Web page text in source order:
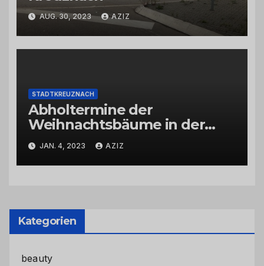
AUG. 30, 2023 AZIZ
STADTKREUZNACH
Abholtermine der
Weihnachtsbäume in der
Kernstadt und in den
Stadtteilen
JAN. 4, 2023 AZIZ
Kategorien
beauty